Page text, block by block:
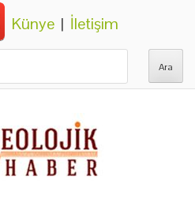
Künye | İletişim